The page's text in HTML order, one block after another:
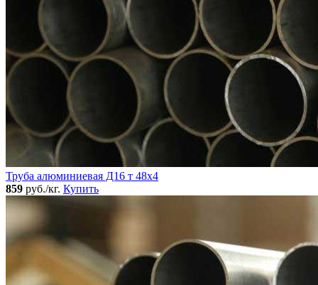
Труба алюминиевая Д16 т 48х4
859 руб./кг. Купить